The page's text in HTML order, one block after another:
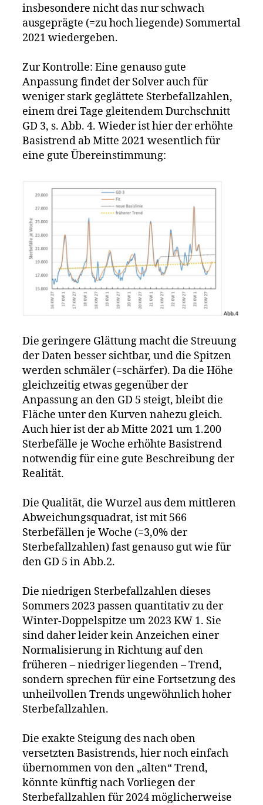
insbesondere nicht das nur schwach
ausgeprägte (=zu hoch liegende) Sommertal
2021 wiedergeben.
Zur Kontrolle: Eine genauso gute
Anpassung findet der Solver auch für
weniger stark geglättete Sterbefallzahlen,
einem drei Tage gleitendem Durchschnitt
GD 3, s. Abb. 4. Wieder ist hier der erhöhte
Basistrend ab Mitte 2021 wesentlich für
eine gute Übereinstimmung:
Die geringere Glättung macht die Streuung
der Daten besser sichtbar, und die Spitzen
werden schmäler (=schärfer). Da die Höhe
gleichzeitig etwas gegenüber der
Anpassung an den GD 5 steigt, bleibt die
Fläche unter den Kurven nahezu gleich.
Auch hier ist der ab Mitte 2021 um 1.200
Sterbefälle je Woche erhöhte Basistrend
notwendig für eine gute Beschreibung der
Realität.
Die Qualität, die Wurzel aus dem mittleren
Abweichungsquadrat, ist mit 566
Sterbefällen je Woche (=3,0% der
Sterbefallzahlen) fast genauso gut wie für
den GD 5 in Abb.2.
Die niedrigen Sterbefallzahlen dieses
Sommers 2023 passen quantitativ zu der
Winter-Doppelspitze um 2023 KW 1. Sie
sind daher leider kein Anzeichen einer
Normalisierung in Richtung auf den
früheren – niedriger liegenden – Trend,
sondern sprechen für eine Fortsetzung des
unheilvollen Trends ungewöhnlich hoher
Sterbefallzahlen.
Die exakte Steigung des nach oben
versetzten Basistrends, hier noch einfach
übernommen von den „alten“ Trend,
könnte künftig nach Vorliegen der
Sterbefallzahlen für 2024 möglicherweise